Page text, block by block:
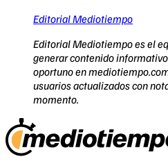
Editorial Mediotiempo
Editorial Mediotiempo es el
generar contenido
oportuno en
usuarios actualizados con
momento.